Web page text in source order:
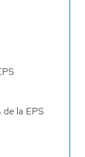
la EPS